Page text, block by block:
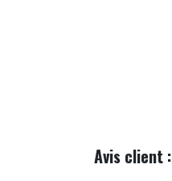
Avis client :